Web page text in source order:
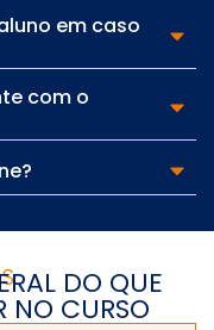
em caso
com o
DO QUE
NO CURSO